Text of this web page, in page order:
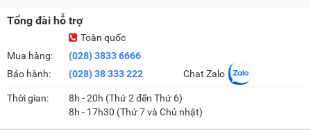
Tổng đài hỗ trợ
Mua hàng:
Bảo hành:
Toàn quốc
(028) 3833 6666
(028) 38 333 222
Chat Zalo
Thời gian:
8h - 20h (Thứ 2 đến Thứ 6)
8h - 17h30 (Thứ 7 và Chủ nhật)